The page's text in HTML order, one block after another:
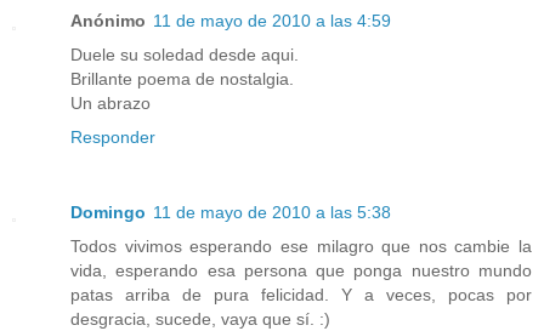
Anónimo 11 de mayo de 2010 a las 4:59
Duele su soledad desde aqui.
Brillante poema de nostalgia.
Un abrazo
Responder
Domingo 11 de mayo de 2010 a las 5:38
Todos vivimos esperando ese milagro que nos cambie la
vida, esperando esa persona que ponga nuestro mundo
patas arriba de pura felicidad. Y a veces, pocas por
desgracia, sucede, vaya que sí. :)